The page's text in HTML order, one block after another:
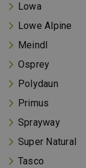
Lowa
Lowe Alpine
Meindl
Osprey
Polydaun
Primus
Sprayway
Super Natural
Tasco